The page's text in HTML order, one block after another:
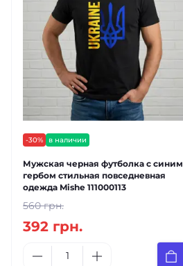
-30% в наличии
Мужская черная футболка с синим
гербом стильная повседневная
одежда Mishe 111000113
560 грн.
392 грн.